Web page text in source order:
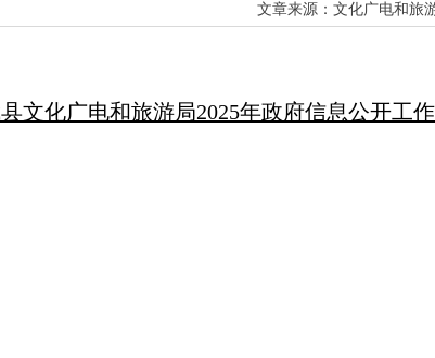
文章来源：文化广电和旅
文化广电和旅游局2025年政府信息公开工